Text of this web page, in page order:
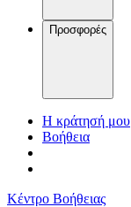
Προσφορές
Η κράτησή μου
Βοήθεια
Κέντρο Βοήθειας